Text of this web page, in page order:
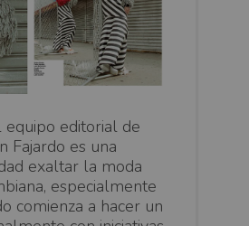
equipo editorial de
Fajardo es una
exaltar la moda
especialmente
comienza a hacer un